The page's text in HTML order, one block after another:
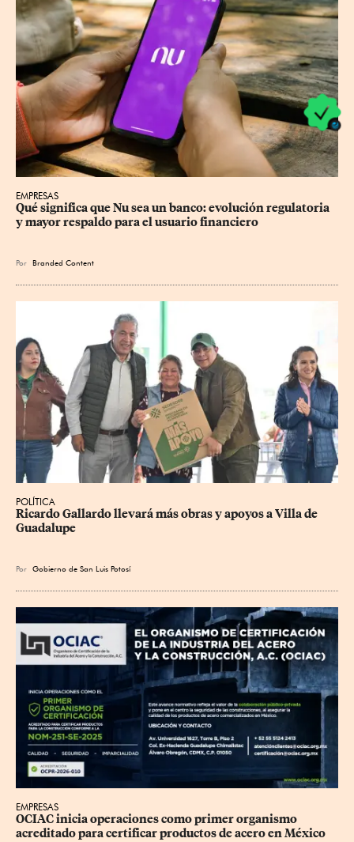
EMPRESAS
Qué significa que Nu sea un banco: evolución regulatoria
y mayor respaldo para el usuario financiero
Por Branded Content
POLÍTICA
Ricardo Gallardo llevará más obras y apoyos a Villa de
Guadalupe
Por Gobierno de San Luis Potosí
EMPRESAS
OCIAC inicia operaciones como primer organismo
acreditado para certificar productos de acero en México